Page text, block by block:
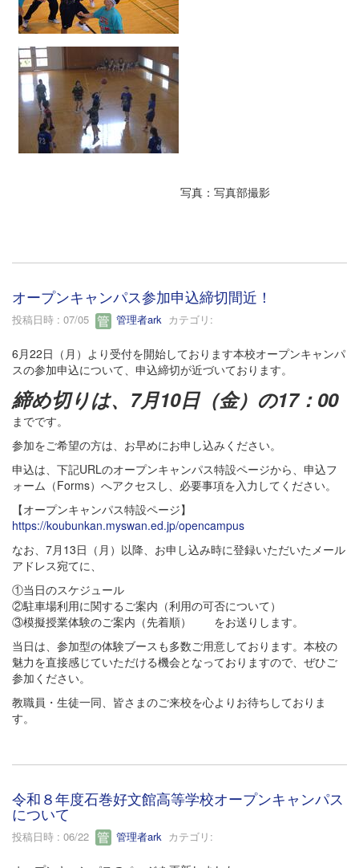
写真：写真部撮影
オープンキャンパス参加申込締切間近！
投稿日時 : 07/05 管理者ark カテゴリ:
6月22日（月）より受付を開始しております本校オープンキャンパ
スの参加申込について、申込締切が近づいております。
締め切りは、7月10日（金）の17：00
までです。
参加をご希望の方は、お早めにお申し込みください。
申込は、下記URLのオープンキャンパス特設ページから、申込フ
ォーム（Forms）へアクセスし、必要事項を入力してください。
【オープンキャンパス特設ページ】
https://koubunkan.myswan.ed.jp/opencampus
なお、7月13日（月）以降、お申し込み時に登録いただいたメール
アドレス宛てに、
①当日のスケジュール
②駐車場利用に関するご案内（利用の可否について）
③模擬授業体験のご案内（先着順） をお送りします。
当日は、参加型の体験ブースも多数ご用意しております。本校の
魅力を直接感じていただける機会となっておりますので、ぜひご
参加ください。
教職員・生徒一同、皆さまのご来校を心よりお待ちしておりま
す。
令和８年度石巻好文館高等学校オープンキャンパス
について
投稿日時 : 06/22 管理者ark カテゴリ: